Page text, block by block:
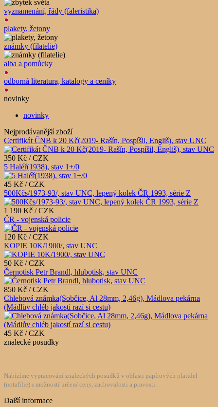
vyznamenání, řády (faleristika)
plakety, žetony
známky (filatelie)
alba a pomůcky
odborná literatura, katalogy a ceníky
novinky
novinky
Nejprodávanější zboží
Certifikát ČNB k 20 Kč(2019- Rašín, Pospíšil, Engliš), stav UNC
350 Kč / CZK
5 Haléř(1938), stav 1+/0
45 Kč / CZK
500Kčs/1973-93/, stav UNC, lepený kolek ČR 1993, série Z
1 190 Kč / CZK
ČR - vojenská policie
120 Kč / CZK
KOPIE 10K/1900/, stav UNC
50 Kč / CZK
Černotisk Petr Brandl, hlubotisk, stav UNC
850 Kč / CZK
Chlebová známka(Sobčice, Al 28mm, 2,46g), Mádlova pekárna
(Mádlův chléb jakostí razí si cestu)
45 Kč / CZK
znalecké posudky
Nabízíme vypracování znaleckých posudků v oblasti papírových platidel
(notafilie) s možností určení ceny, zachovalosti a pravosti.
Další informace